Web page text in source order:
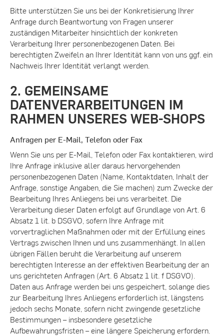
Bitte unterstützen Sie uns bei der Konkretisierung Ihrer
Anfrage durch Beantwortung von Fragen unserer
zuständigen Mitarbeiter hinsichtlich der konkreten
Verarbeitung Ihrer personenbezogenen Daten. Bei
berechtigten Zweifeln an Ihrer Identität kann von uns ggf. ein
Nachweis Ihrer Identität verlangt werden.
2. GEMEINSAME
DATENVERARBEITUNGEN IM
RAHMEN UNSERES WEB-SHOPS
Anfragen per E-Mail, Telefon oder Fax
Wenn Sie uns per E-Mail, Telefon oder Fax kontaktieren, wird
Ihre Anfrage inklusive aller daraus hervorgehenden
personenbezogenen Daten (Name, Kontaktdaten, Inhalt der
Anfrage, sonstige Angaben, die Sie machen) zum Zwecke der
Bearbeitung Ihres Anliegens bei uns verarbeitet. Die
Verarbeitung dieser Daten erfolgt auf Grundlage von Art. 6
Absatz 1 lit. b DSGVO, sofern Ihre Anfrage mit
vorvertraglichen Maßnahmen oder mit der Erfüllung eines
Vertrags zwischen Ihnen und uns zusammenhängt. In allen
übrigen Fällen beruht die Verarbeitung auf unserem
berechtigten Interesse an der effektiven Bearbeitung der an
uns gerichteten Anfragen (Art. 6 Absatz 1 lit. f DSGVO).
Daten aus Anfrage werden bei uns gespeichert, solange dies
zur Bearbeitung Ihres Anliegens erforderlich ist, längstens
jedoch sechs Monate, sofern nicht zwingende gesetzliche
Bestimmungen – insbesondere gesetzliche
Aufbewahrungsfristen – eine längere Speicherung erfordern.